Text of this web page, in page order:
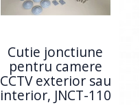
Cutie jonctiune
pentru camere
CCTV exterior sau
interior, JNCT-110